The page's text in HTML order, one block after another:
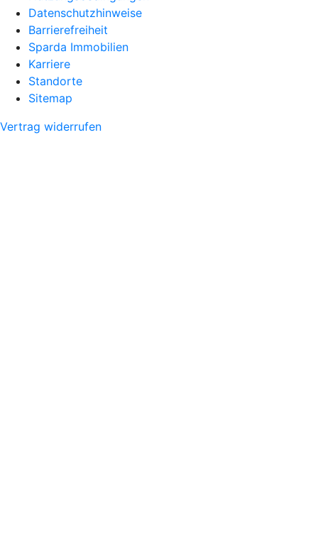
Datenschutzhinweise
Barrierefreiheit
Sparda Immobilien
Karriere
Standorte
Sitemap
Vertrag widerrufen